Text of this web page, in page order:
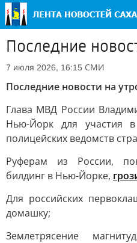
Последние
7 июля 2026, 16:15 СМИ
Последние новости на
Глава МВД России
Нью-Йорк для участия в
полицейских ведомств
Руферам из России,
билдинг в Нью-Йорке,
Для российских
домашку;
Землетрясение